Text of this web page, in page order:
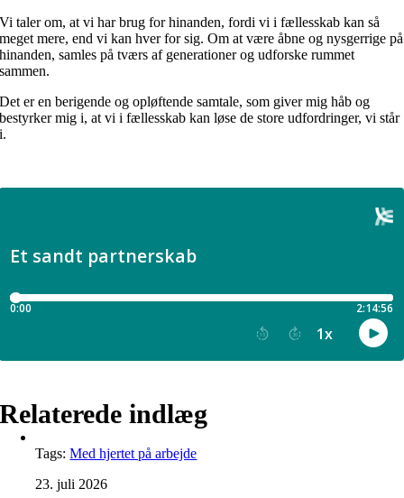
Vi taler om, at vi har brug for hinanden, fordi vi i fællesskab kan så
meget mere, end vi kan hver for sig. Om at være åbne og nysgerrige på
hinanden, samles på tværs af generationer og udforske rummet
sammen.
Det er en berigende og opløftende samtale, som giver mig håb og
bestyrker mig i, at vi i fællesskab kan løse de store udfordringer, vi står
i.
Relaterede indlæg
Tags:Med hjertet på arbejde
23. juli 2026